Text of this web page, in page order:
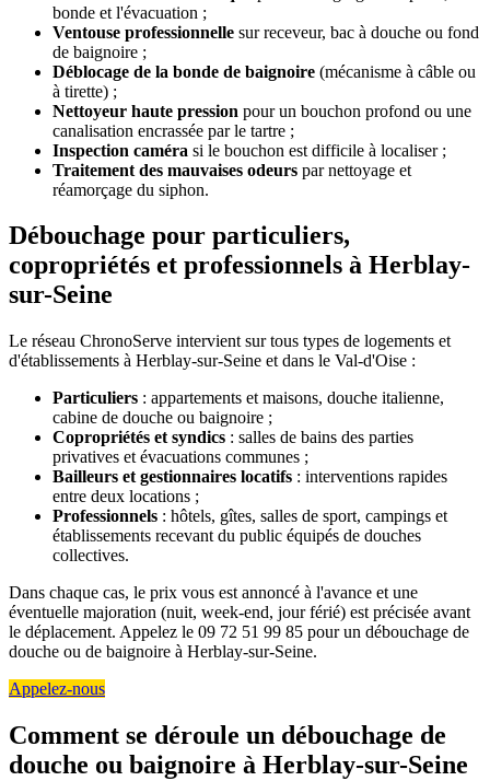
bonde et l'évacuation ;
Ventouse professionnelle sur receveur, bac à douche ou fond
de baignoire ;
Déblocage de la bonde de baignoire (mécanisme à câble ou
à tirette) ;
Nettoyeur haute pression pour un bouchon profond ou une
canalisation encrassée par le tartre ;
Inspection caméra si le bouchon est difficile à localiser ;
Traitement des mauvaises odeurs par nettoyage et
réamorçage du siphon.
Débouchage pour particuliers,
copropriétés et professionnels à Herblay-
sur-Seine
Le réseau ChronoServe intervient sur tous types de logements et
d'établissements à Herblay-sur-Seine et dans le Val-d'Oise :
Particuliers : appartements et maisons, douche italienne,
cabine de douche ou baignoire ;
Copropriétés et syndics : salles de bains des parties
privatives et évacuations communes ;
Bailleurs et gestionnaires locatifs : interventions rapides
entre deux locations ;
Professionnels : hôtels, gîtes, salles de sport, campings et
établissements recevant du public équipés de douches
collectives.
Dans chaque cas, le prix vous est annoncé à l'avance et une
éventuelle majoration (nuit, week-end, jour férié) est précisée avant
le déplacement. Appelez le 09 72 51 99 85 pour un débouchage de
douche ou de baignoire à Herblay-sur-Seine.
Appelez-nous
Comment se déroule un débouchage de
douche ou baignoire à Herblay-sur-Seine